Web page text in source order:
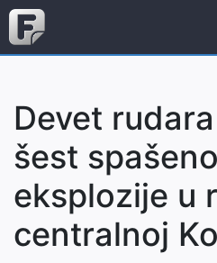
Devet
šest
eksplozije u
centralnoj